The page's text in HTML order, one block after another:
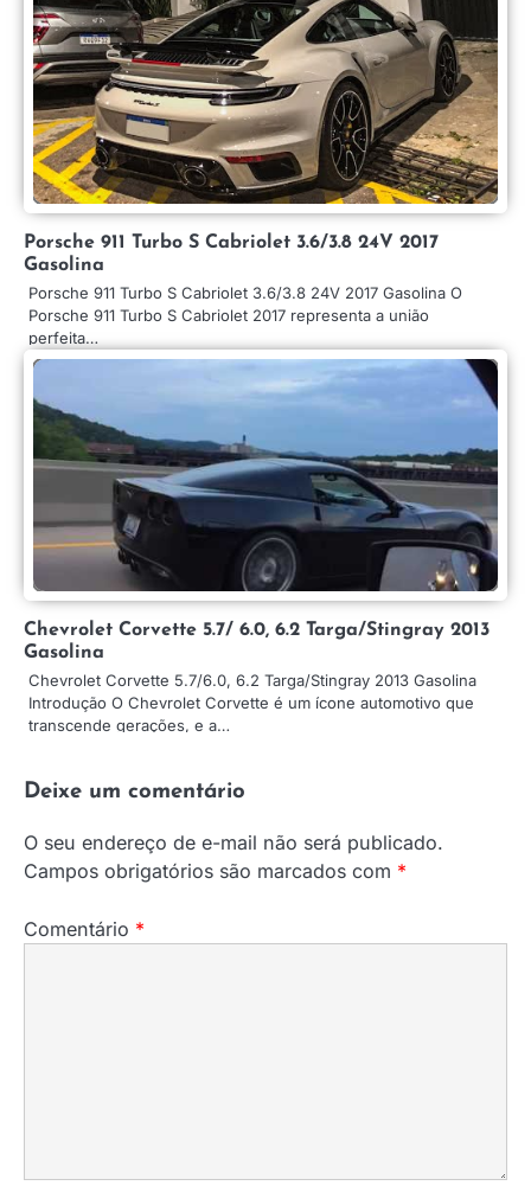
Porsche 911 Turbo S Cabriolet 3.6/3.8 24V 2017
Gasolina
Porsche 911 Turbo S Cabriolet 3.6/3.8 24V 2017 Gasolina O
Porsche 911 Turbo S Cabriolet 2017 representa a união
perfeita…
Chevrolet Corvette 5.7/ 6.0, 6.2 Targa/Stingray 2013
Gasolina
Chevrolet Corvette 5.7/6.0, 6.2 Targa/Stingray 2013 Gasolina
Introdução O Chevrolet Corvette é um ícone automotivo que
transcende gerações, e a…
Deixe um comentário
O seu endereço de e-mail não será publicado.
Campos obrigatórios são marcados com *
Comentário *